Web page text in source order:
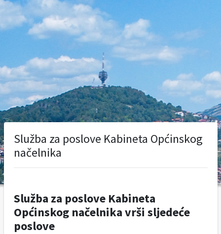
Služba za poslove Kabineta Općinskog
načelnika
Služba za poslove Kabineta
Općinskog načelnika vrši sljedeće
poslove